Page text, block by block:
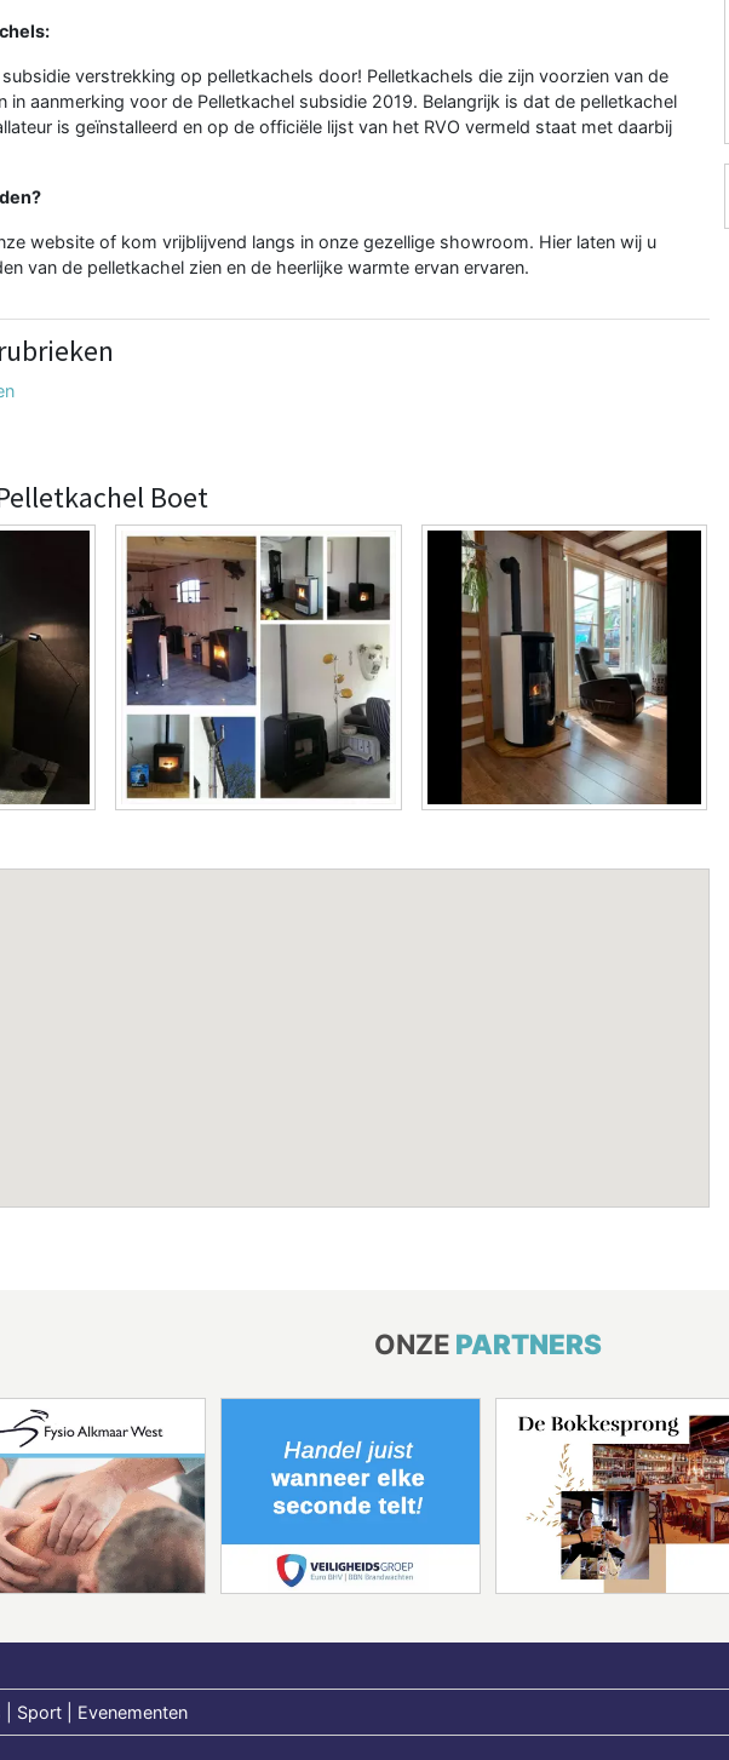
verstrekking op pelletkachels door! Pelletkachels die zijn voorzien van de
in aanmerking voor de Pelletkachel subsidie 2019. Belangrijk is dat de pelletkachel
is geïnstalleerd en op de officiële lijst van het RVO vermeld staat met daarbij
website of kom vrijblijvend langs in onze gezellige showroom. Hier laten wij u
van de pelletkachel zien en de heerlijke warmte ervan ervaren.
Boet
ONZE PARTNERS
| Sport | Evenementen